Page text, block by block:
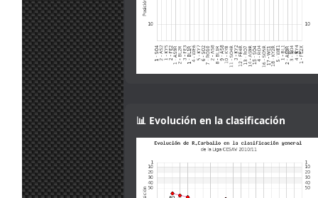
30
jul.
13:19
camtawn:
I think the
servers want
the brake power
check disabling.
According to the
setup info,
brake power is
one of the
adjustments
allowed
29
jul.
18:36
Maxxis:
Mola, muy
buena iniciativa
!
29
Me gusta el
concepto
📊 Evolución en la clasificación